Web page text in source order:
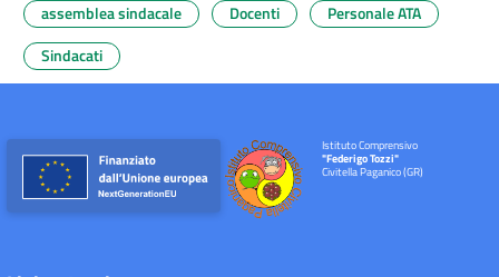
assemblea sindacale
Docenti
Personale ATA
Sindacati
Istituto Comprensivo
"Federigo Tozzi"
Civitella Paganico (GR)